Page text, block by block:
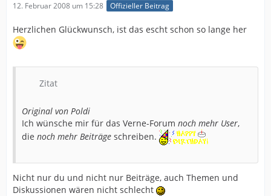
12. Februar 2008 um 15:28 Offizieller Beitrag
Herzlichen Glückwunsch, ist das escht schon so lange her
Zitat
Original von Poldi
Ich wünsche mir für das Verne-Forum noch mehr User,
die noch mehr Beiträge schreiben.
Nicht nur du und nicht nur Beiträge, auch Themen und
Diskussionen wären nicht schlecht